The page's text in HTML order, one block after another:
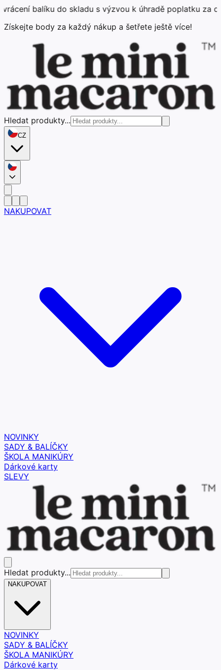
balíku do skladu s výzvou k úhradě poplatku za
Získejte body za každý nákup a šetřete ještě více!
Hledat produkty...
CZ
NAKUPOVAT
NOVINKY
SADY & BALÍČKY
ŠKOLA MANIKÚRY
Dárkové karty
SLEVY
Hledat produkty...
NAKUPOVAT
NOVINKY
SADY & BALÍČKY
ŠKOLA MANIKÚRY
Dárkové karty